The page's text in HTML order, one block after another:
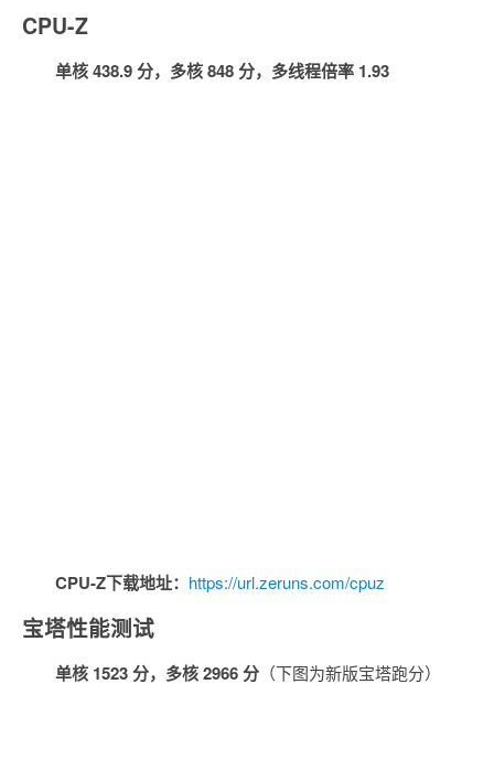
CPU-Z
单核 438.9 分，多核 848 分，多线程倍率 1.93
CPU-Z下载地址： https://url.zeruns.com/cpuz
宝塔性能测试
单核 1523 分，多核 2966 分 （下图为新版宝塔跑分）